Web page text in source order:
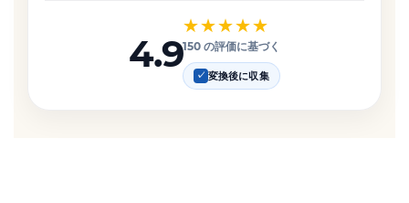
4.9
★★★★★
150 の評価に基づく
✓ 変換後に収集